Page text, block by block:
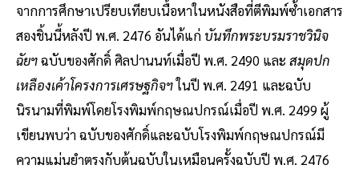
จากการศึกษาเปรียบเทียบเนื้อหาในหนังสือที่ตีพิมพ์ซ้ำเอกสาร
สองชิ้นนี้หลังปี พ.ศ. 2476 อันได้แก่ บันทึกพระบรมราชวินิจ
ฉัยฯฉบับของศักดิ์ ศิลปานนท์เมื่อปี พ.ศ. 2490 และ สมุดปก
เหลืองเค้าโครงการเศรษฐกิจฯในปี พ.ศ. 2491 และฉบับ
นิรนามที่พิมพ์โดยโรงพิมพ์กฤษณปกรณ์เมื่อปี พ.ศ. 2499 ผู้
เขียนพบว่า ฉบับของศักดิ์และฉบับโรงพิมพ์กฤษณปกรณ์มี
ความแม่นยำตรงกับต้นฉบับในเหมือนครั้งฉบับปี พ.ศ. 2476